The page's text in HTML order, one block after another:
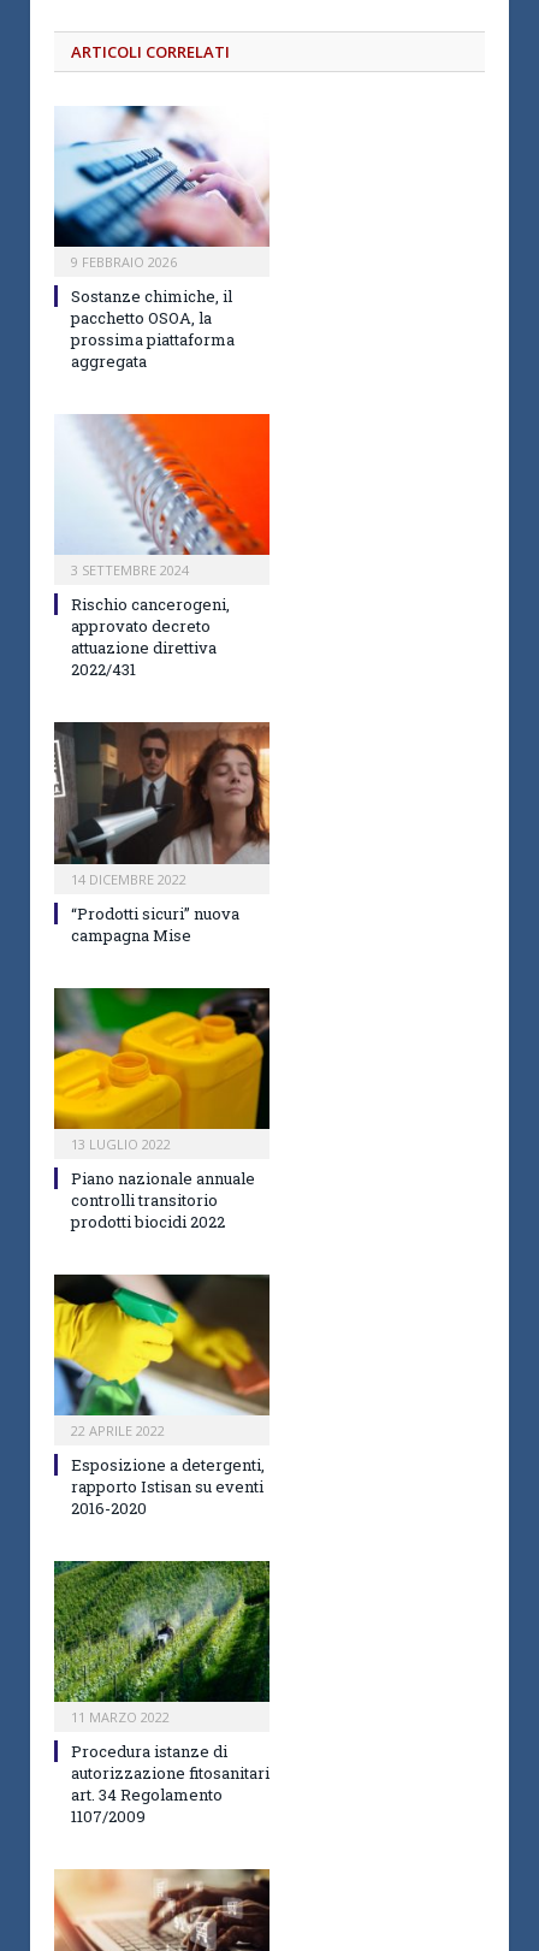
ARTICOLI CORRELATI
9 FEBBRAIO 2026
Sostanze chimiche, il
pacchetto OSOA, la
prossima piattaforma
aggregata
3 SETTEMBRE 2024
Rischio cancerogeni,
approvato decreto
attuazione direttiva
2022/431
14 DICEMBRE 2022
“Prodotti sicuri” nuova
campagna Mise
13 LUGLIO 2022
Piano nazionale annuale
controlli transitorio
prodotti biocidi 2022
22 APRILE 2022
Esposizione a detergenti,
rapporto Istisan su eventi
2016-2020
11 MARZO 2022
Procedura istanze di
autorizzazione fitosanitari
art. 34 Regolamento
1107/2009